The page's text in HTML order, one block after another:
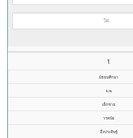
วัด
1
มัธยมศึกษา
ม.๒
เด็กชาย
วรดนัย
อึ่งประดิษฐ์